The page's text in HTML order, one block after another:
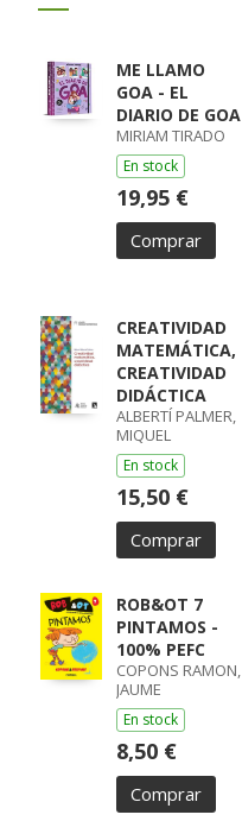
ME LLAMO
GOA - EL
DIARIO DE GOA
MIRIAM TIRADO
En stock
19,95 €
Comprar
CREATIVIDAD
MATEMÁTICA,
CREATIVIDAD
DIDÁCTICA
ALBERTÍ PALMER,
MIQUEL
En stock
15,50 €
Comprar
ROB&OT 7
PINTAMOS -
100% PEFC
COPONS RAMON,
JAUME
En stock
8,50 €
Comprar